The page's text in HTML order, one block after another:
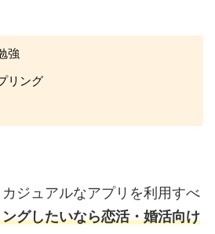
強
リング
ジュアルなアプリを利用すべ
グしたいなら恋活・婚活向け